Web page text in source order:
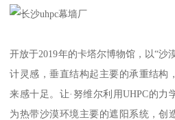
开放于2019年的卡塔尔博物馆，以“沙
计灵感，垂直结构起主要的承重结构
来感十足。让·努维尔利用UHPC的
为热带沙漠环境主要的遮阳系统，创